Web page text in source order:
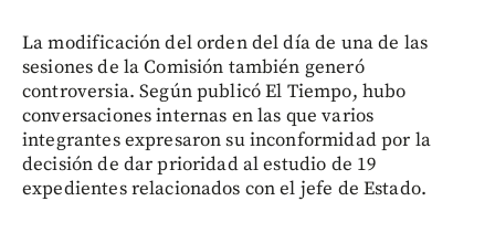
La modificación del orden del día de una de las
sesiones de la Comisión también generó
controversia. Según publicó El Tiempo, hubo
conversaciones internas en las que varios
integrantes expresaron su inconformidad por la
decisión de dar prioridad al estudio de 19
expedientes relacionados con el jefe de Estado.